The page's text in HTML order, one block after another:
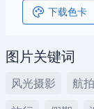
下载色卡
图片关键词
风光摄影 航拍